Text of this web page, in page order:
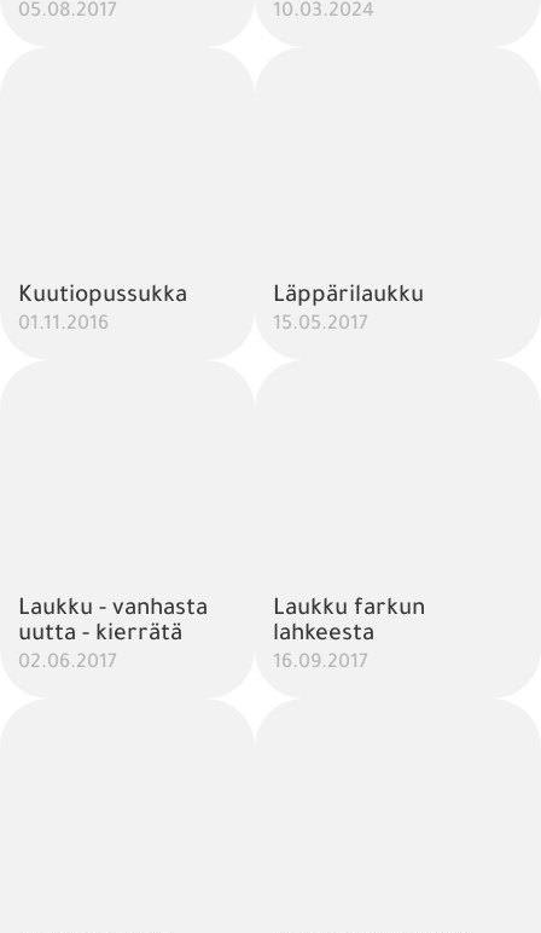
05.08.2017 10.03.2024
Kuutiopussukka
01.11.2016
Läppärilaukku
15.05.2017
Laukku - vanhasta
uutta - kierrätä
02.06.2017
Laukku farkun
lahkeesta
16.09.2017